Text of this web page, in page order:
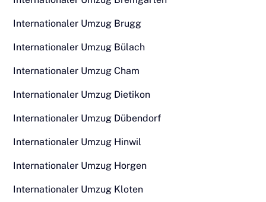
Internationaler Umzug Brugg
Internationaler Umzug Bülach
Internationaler Umzug Cham
Internationaler Umzug Dietikon
Internationaler Umzug Dübendorf
Internationaler Umzug Hinwil
Internationaler Umzug Horgen
Internationaler Umzug Kloten